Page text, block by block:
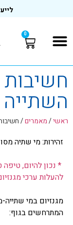
0
חשיבות
השתייה
ראשי/מאמרים/
זהירות: מי שתיה
* נכון להיום,
להעלות ערכי מגנזיום ב-
המתרחשים בגוף: